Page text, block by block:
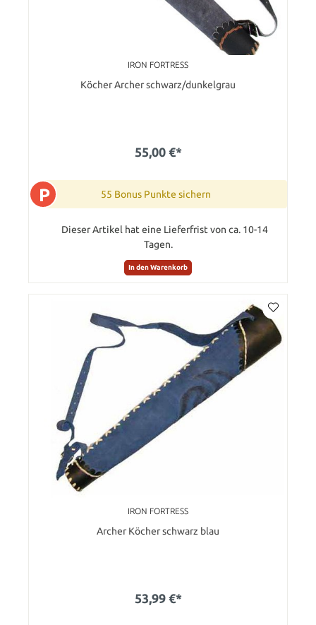
IRON FORTRESS
Köcher Archer schwarz/dunkelgrau
55,00 €*
P 55 Bonus Punkte sichern
Dieser Artikel hat eine Lieferfrist von ca. 10-14
Tagen.
In den Warenkorb
IRON FORTRESS
Archer Köcher schwarz blau
53,99 €*